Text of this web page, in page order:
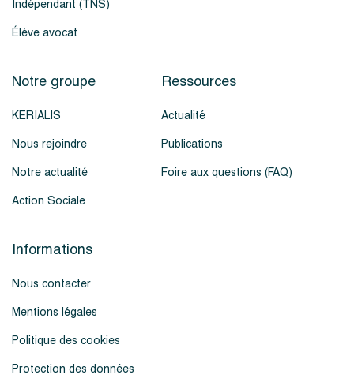
Indépendant (TNS)
Élève avocat
Notre groupe
KERIALIS
Nous rejoindre
Notre actualité
Action Sociale
Ressources
Actualité
Publications
Foire aux questions (FAQ)
Informations
Nous contacter
Mentions légales
Politique des cookies
Protection des données